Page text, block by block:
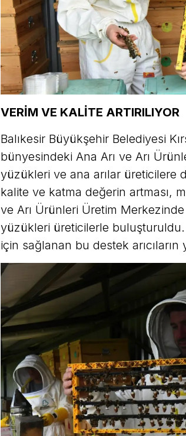
VERİM VE KALİTE ARTIRILIYOR
Balıkesir Büyükşehir Belediyesi
bünyesindeki Ana Arı ve Arı
yüzükleri ve ana arılar üreticilere
kalite ve katma değerin artması,
ve Arı Ürünleri Üretim
yüzükleri üreticilerle buluşturuldu.
için sağlanan bu destek